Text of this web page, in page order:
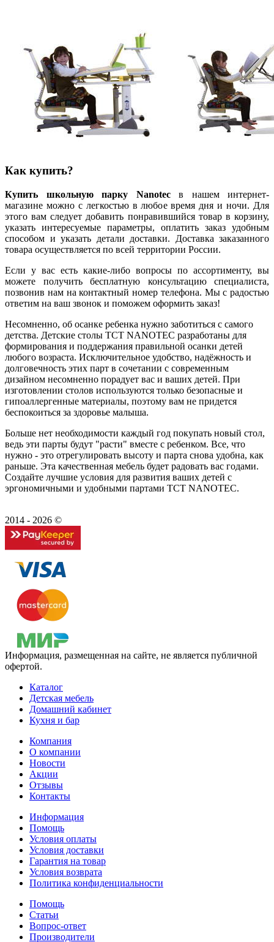
Как купить?
Купить школьную парку Nanotecв нашем интернет-
магазине можно с легкостью в любое время дня и ночи. Для
этого вам следует добавить понравившийся товар в корзину,
указать интересуемые параметры, оплатить заказ удобным
способом и указать детали доставки. Доставка заказанного
товара осуществляется по всей территории России.
Если у вас есть какие-либо вопросы по ассортименту, вы
можете получить бесплатную консультацию специалиста,
позвонив нам на контактный номер телефона. Мы с радостью
ответим на ваш звонок и поможем оформить заказ!
Несомненно, об осанке ребенка нужно заботиться с самого
детства. Детские столы TCT NANOTEC разработаны для
формирования и поддержания правильной осанки детей
любого возраста. Исключительное удобство, надёжность и
долговечность этих парт в сочетании с современным
дизайном несомненно порадует вас и ваших детей. При
изготовлении столов используются только безопасные и
гипоаллергенные материалы, поэтому вам не придется
беспокоиться за здоровье малыша.
Больше нет необходимости каждый год покупать новый стол,
ведь эти парты будут "расти" вместе с ребенком. Все, что
нужно - это отрегулировать высоту и парта снова удобна, как
раньше. Эта качественная мебель будет радовать вас годами.
Создайте лучшие условия для развития ваших детей с
эргономичными и удобными партами TCT NANOTEC.
2014 - 2026 ©
Информация, размещенная на сайте, не является публичной
офертой.
Каталог
Детская мебель
Домашний кабинет
Кухня и бар
Компания
О компании
Новости
Акции
Отзывы
Контакты
Информация
Помощь
Условия оплаты
Условия доставки
Гарантия на товар
Условия возврата
Политика конфиденциальности
Помощь
Статьи
Вопрос-ответ
Производители